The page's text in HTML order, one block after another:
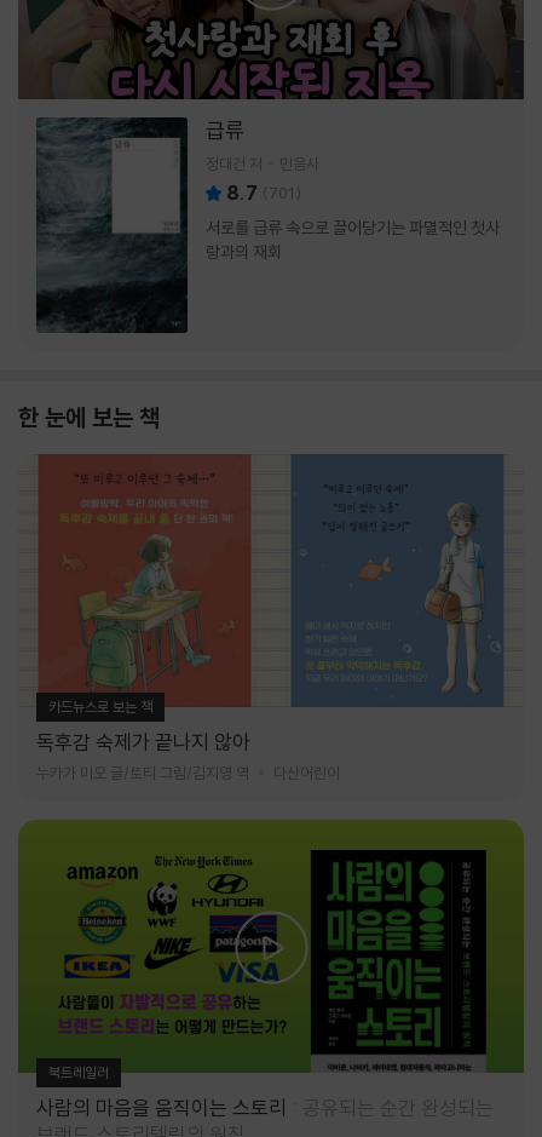
급류
정대건 저 민음사
8.7 (701 )
서로를 급류 속으로 끌어당기는 파멸적인 첫사
랑과의 재회
한 눈에 보는 책
카드뉴스로 보는 책
독후감 숙제가 끝나지 않아
누카가 미오 글/토티 그림/김지영 역 다산어린이
북트레일러
사람의 마음을 움직이는 스토리
공유되는 순간 완성되는